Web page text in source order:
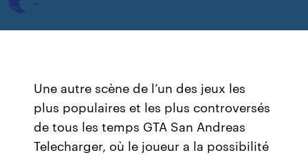
Une autre scène de l’un des jeux les
plus populaires et les plus controversés
de tous les temps GTA San Andreas
Telecharger, où le joueur a la possibilité